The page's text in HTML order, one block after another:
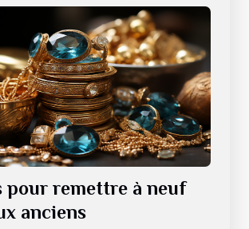
pour remettre à neuf
anciens